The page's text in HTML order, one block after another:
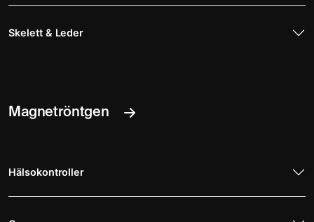
Skelett & Leder
Magnetröntgen
Hälsokontroller